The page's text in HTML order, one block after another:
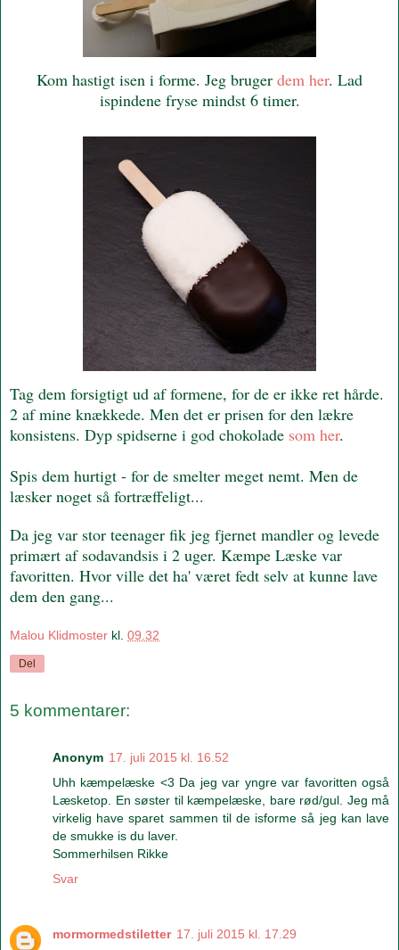
Kom hastigt isen i forme. Jeg bruger dem her. Lad
ispindene fryse mindst 6 timer.
Tag dem forsigtigt ud af formene, for de er ikke ret hårde.
2 af mine knækkede. Men det er prisen for den lækre
konsistens. Dyp spidserne i god chokolade som her.
Spis dem hurtigt - for de smelter meget nemt. Men de
læsker noget så fortræffeligt...
Da jeg var stor teenager fik jeg fjernet mandler og levede
primært af sodavandsis i 2 uger. Kæmpe Læske var
favoritten. Hvor ville det ha' været fedt selv at kunne lave
dem den gang...
Malou Klidmoster kl. 09.32
Del
5 kommentarer:
Anonym 17. juli 2015 kl. 16.52
Uhh kæmpelæske <3 Da jeg var yngre var favoritten også
Læsketop. En søster til kæmpelæske, bare rød/gul. Jeg må
virkelig have sparet sammen til de isforme så jeg kan lave
de smukke is du laver.
Sommerhilsen Rikke
Svar
mormormedstiletter 17. juli 2015 kl. 17.29